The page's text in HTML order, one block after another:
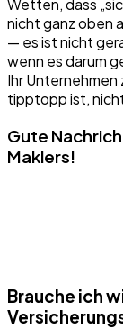
Wetten, dass
nicht ganz oben
— es ist nicht
wenn es darum
Ihr Unternehmen
tipptopp ist,
Gute
Maklers!
Brauche ich